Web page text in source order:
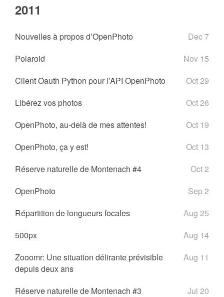
2011
Nouvelles à propos d’OpenPhoto
Dec 7
Polaroid
Nov 15
Client Oauth Python pour l’API OpenPhoto
Oct 29
Libérez vos photos
Oct 26
OpenPhoto, au-delà de mes attentes!
Oct 19
OpenPhoto, ça y est!
Oct 13
Réserve naturelle de Montenach #4
Oct 2
OpenPhoto
Sep 2
Répartition de longueurs focales
Aug 25
500px
Aug 14
Zooomr: Une situation délirante prévisible
depuis deux ans
Aug 11
Réserve naturelle de Montenach #3
Jul 20